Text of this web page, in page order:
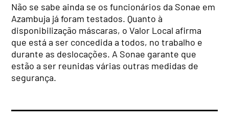
Não se sabe ainda se os funcionários da Sonae em
Azambuja já foram testados. Quanto à
disponibilização máscaras, o Valor Local afirma
que está a ser concedida a todos, no trabalho e
durante as deslocações. A Sonae garante que
estão a ser reunidas várias outras medidas de
segurança.